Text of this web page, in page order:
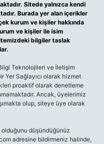
Sitede yalnızca kendi
Burada yer alan içerikler
kurum ve kişiler hakkında
ve kişiler ile isim
bilgiler taslak
Teknolojileri ve İletişim
Yer Sağlayıcı olarak hizmet
proaktif olarak denetleme
Ancak, üyelerimiz
olup, siteye üye olarak
düşündüğünüz
adresine bildirmeniz halinde,